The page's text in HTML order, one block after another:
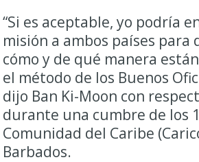
“Si es aceptable, yo podría
misión a ambos países
cómo y de qué manera
el método de los Buenos
dijo Ban Ki-Moon con
durante una cumbre de los
Comunidad del Caribe
Barbados.